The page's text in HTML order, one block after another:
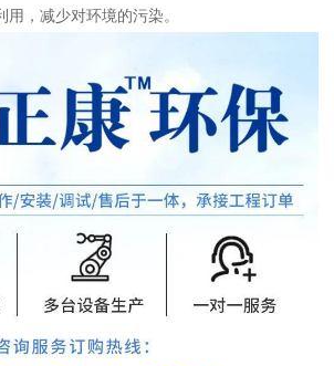
，减少对环境的污染。